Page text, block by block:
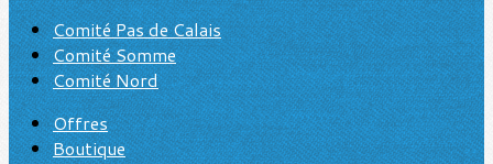
Comité Pas de Calais
Comité Somme
Comité Nord
Offres
Boutique